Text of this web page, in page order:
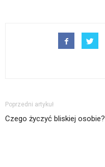
Poprzedni artykuł
Czego życzyć bliskiej osobie?